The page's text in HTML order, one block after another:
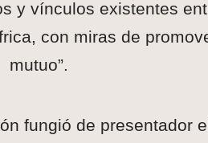
y vínculos existentes
con miras de
mutuo”.
fungió de presentador